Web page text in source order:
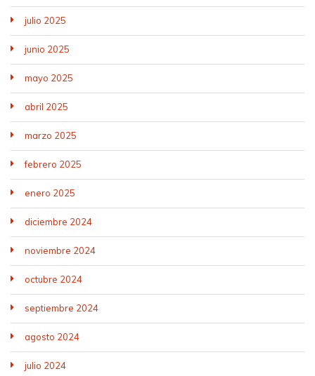
julio 2025
junio 2025
mayo 2025
abril 2025
marzo 2025
febrero 2025
enero 2025
diciembre 2024
noviembre 2024
octubre 2024
septiembre 2024
agosto 2024
julio 2024